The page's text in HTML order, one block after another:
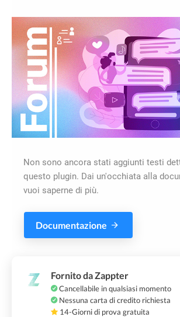
Non sono ancora stati aggiunti testi
questo plugin. Dai un'occhiata alla
vuoi saperne di più.
Documentazione
Fornito da Zappter
Cancellabile in qualsiasi momento
Nessuna carta di credito richiesta
14-Giorni di prova gratuita